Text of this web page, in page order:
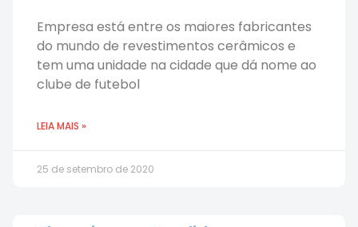
Empresa está entre os maiores fabricantes
do mundo de revestimentos cerâmicos e
tem uma unidade na cidade que dá nome ao
clube de futebol
LEIA MAIS »
25 de setembro de 2020